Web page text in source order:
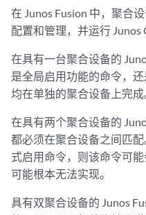
在 Junos Fusion 中，聚合
配置和管理，并运行 Junos
在具有一台聚合设备的
是全局启用功能的命令，
均在单独的聚合设备上完成
在具有两个聚合设备的
都必须在聚合设备之间匹
式启用命令，则该命令可
可能根本无法实现。
具有双聚合设备的 Junos